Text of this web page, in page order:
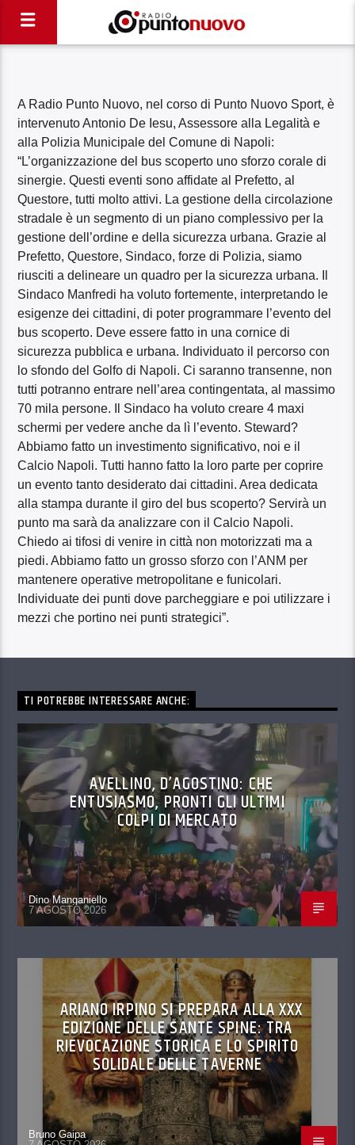
A Radio Punto Nuovo, nel corso di Punto Nuovo Sport, è
intervenuto Antonio De Iesu, Assessore alla Legalità e
alla Polizia Municipale del Comune di Napoli:
“L’organizzazione del bus scoperto uno sforzo corale di
sinergie. Questi eventi sono affidate al Prefetto, al
Questore, tutti molto attivi. La gestione della circolazione
stradale è un segmento di un piano complessivo per la
gestione dell’ordine e della sicurezza urbana. Grazie al
Prefetto, Questore, Sindaco, forze di Polizia, siamo
riusciti a delineare un quadro per la sicurezza urbana. Il
Sindaco Manfredi ha voluto fortemente, interpretando le
esigenze dei cittadini, di poter programmare l’evento del
bus scoperto. Deve essere fatto in una cornice di
sicurezza pubblica e urbana. Individuato il percorso con
lo sfondo del Golfo di Napoli. Ci saranno transenne, non
tutti potranno entrare nell’area contingentata, al massimo
70 mila persone. Il Sindaco ha voluto creare 4 maxi
schermi per vedere anche da lì l’evento. Steward?
Abbiamo fatto un investimento significativo, noi e il
Calcio Napoli. Tutti hanno fatto la loro parte per coprire
un evento tanto desiderato dai cittadini. Area dedicata
alla stampa durante il giro del bus scoperto? Servirà un
punto ma sarà da analizzare con il Calcio Napoli.
Chiedo ai tifosi di venire in città non motorizzati ma a
piedi. Abbiamo fatto un grosso sforzo con l’ANM per
mantenere operative metropolitane e funicolari.
Individuate dei punti dove parcheggiare e poi utilizzare i
mezzi che portino nei punti strategici”.
TI POTREBBE INTERESSARE ANCHE:
AVELLINO, D’AGOSTINO: CHE
ENTUSIASMO, PRONTI GLI ULTIMI
COLPI DI MERCATO
Dino Manganiello
7 AGOSTO 2026
ARIANO IRPINO SI PREPARA ALLA XXX
EDIZIONE DELLE SANTE SPINE: TRA
RIEVOCAZIONE STORICA E LO SPIRITO
SOLIDALE DELLE TAVERNE
Bruno Gaipa